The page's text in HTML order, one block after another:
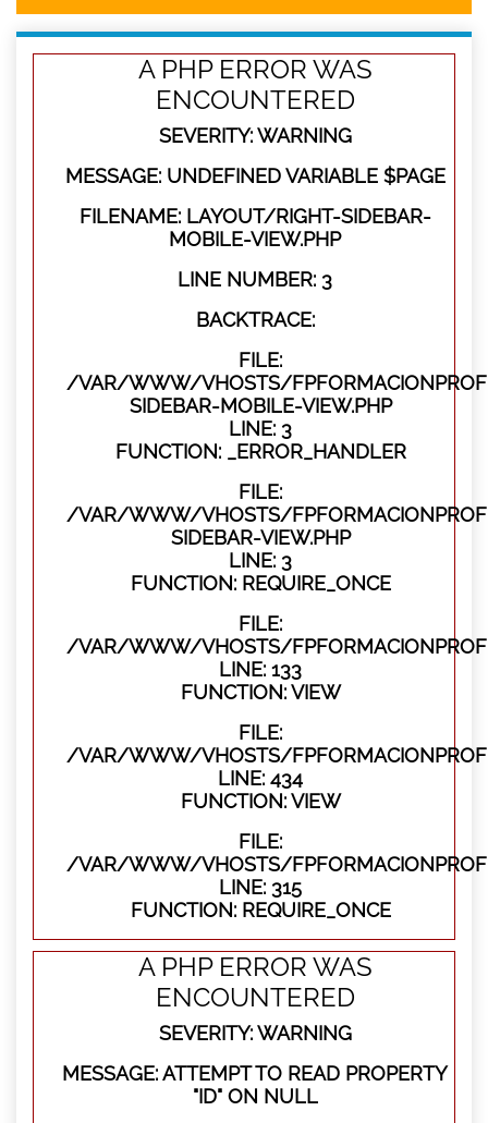
A PHP ERROR WAS
ENCOUNTERED
SEVERITY: WARNING
MESSAGE: UNDEFINED VARIABLE $PAGE
FILENAME: LAYOUT/RIGHT-SIDEBAR-
MOBILE-VIEW.PHP
LINE NUMBER: 3
BACKTRACE:
FILE:
/VAR/WWW/VHOSTS/
SIDEBAR-MOBILE-VIEW.PHP
LINE: 3
FUNCTION: _ERROR_HANDLER
FILE:
/VAR/WWW/VHOSTS/
SIDEBAR-VIEW.PHP
LINE: 3
FUNCTION: REQUIRE_ONCE
FILE:
/VAR/WWW/VHOSTS/
LINE: 133
FUNCTION: VIEW
FILE:
/VAR/WWW/VHOSTS/
LINE: 434
FUNCTION: VIEW
FILE:
/VAR/WWW/VHOSTS/
LINE: 315
FUNCTION: REQUIRE_ONCE
A PHP ERROR WAS
ENCOUNTERED
SEVERITY: WARNING
MESSAGE: ATTEMPT TO READ PROPERTY
"ID" ON NULL